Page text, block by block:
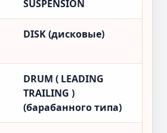
SUSPENSION
DISK (дисковые)
DRUM ( LEADING
TRAILING )
(барабанного типа)